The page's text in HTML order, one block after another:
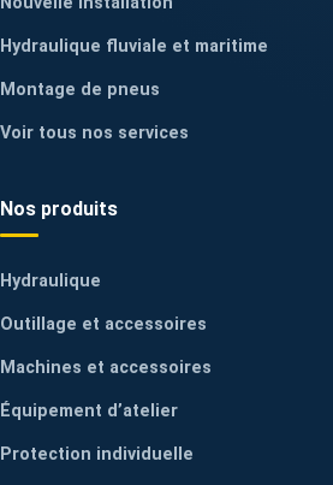
Hydraulique fluviale et maritime
Montage de pneus
Voir tous nos services
Nos produits
Hydraulique
Outillage et accessoires
Machines et accessoires
Équipement d’atelier
Protection individuelle